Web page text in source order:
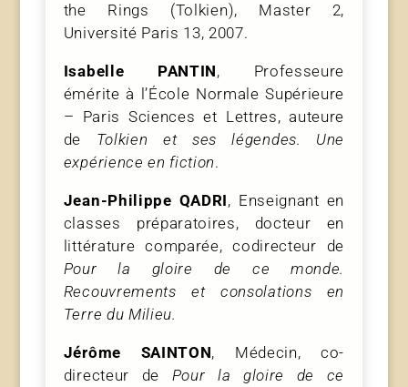
the Rings (Tolkien), Master 2,
Université Paris 13, 2007.
Isabelle PANTIN, Professeure
émérite à l’École Normale Supérieure
– Paris Sciences et Lettres, auteure
de Tolkien et ses légendes. Une
expérience en fiction.
Jean-Philippe QADRI, Enseignant en
classes préparatoires, docteur en
littérature comparée, codirecteur de
Pour la gloire de ce monde.
Recouvrements et consolations en
Terre du Milieu.
Jérôme SAINTON, Médecin, co-
directeur de Pour la gloire de ce